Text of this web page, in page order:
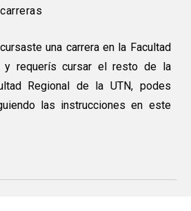
una carrera en la Facultad
y requerís cursar el resto de la
Regional de la UTN, podes
las instrucciones en este